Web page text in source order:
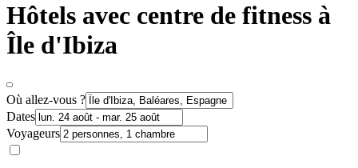
Hôtels avec centre de fitness à
Île d'Ibiza
Où allez-vous ?
Dates
Voyageurs